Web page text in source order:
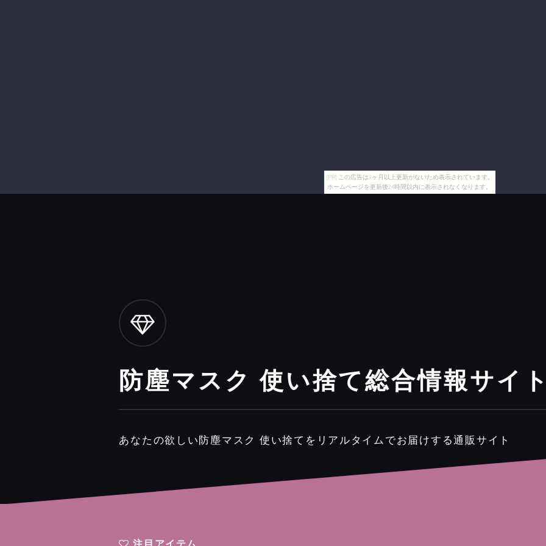
[PR] この広告は3ヶ月以上更新がないため表示されています。
ホームページを更新後24時間以内に表示されなくなります。
防塵マスク 使い捨て総合情報サイ
あなたの欲しい防塵マスク 使い捨てをリアルタイムでお届けする通販サイト